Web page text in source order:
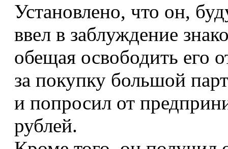
Установлено, что он,
ввел в заблуждение
обещая освободить его
за покупку большой
и попросил от
рублей.